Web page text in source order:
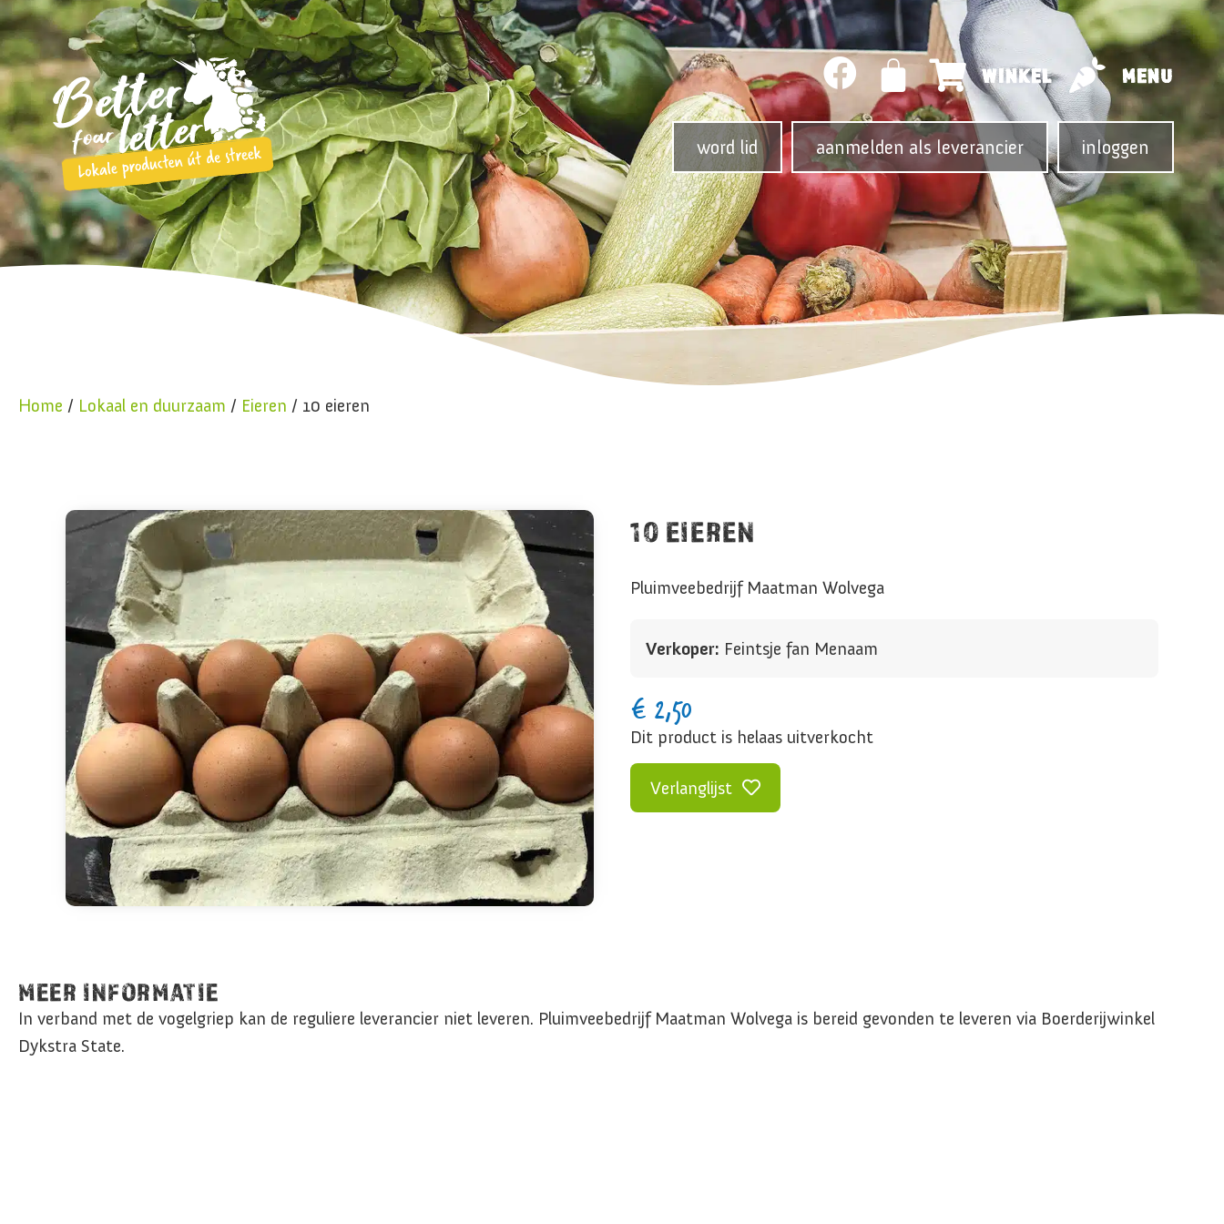
WINKEL MENU
word lid aanmelden als leverancier inloggen
Home / Lokaal en duurzaam / Eieren / 10 eieren
10 EIEREN
Pluimveebedrijf Maatman Wolvega
Verkoper: Feintsje fan Menaam
€ 2,50
Dit product is helaas uitverkocht
Verlanglijst
MEER INFORMATIE
In verband met de vogelgriep kan de reguliere leverancier niet leveren. Pluimveebedrijf Maatman Wolvega is bereid gevonden te leveren via Boerderijwinkel
Dykstra State.